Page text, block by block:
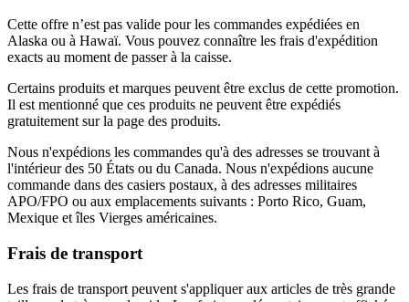
Cette offre n’est pas valide pour les commandes expédiées en
Alaska ou à Hawaï. Vous pouvez connaître les frais d'expédition
exacts au moment de passer à la caisse.
Certains produits et marques peuvent être exclus de cette promotion.
Il est mentionné que ces produits ne peuvent être expédiés
gratuitement sur la page des produits.
Nous n'expédions les commandes qu'à des adresses se trouvant à
l'intérieur des 50 États ou du Canada. Nous n'expédions aucune
commande dans des casiers postaux, à des adresses militaires
APO/FPO ou aux emplacements suivants : Porto Rico, Guam,
Mexique et îles Vierges américaines.
Frais de transport
Les frais de transport peuvent s'appliquer aux articles de très grande